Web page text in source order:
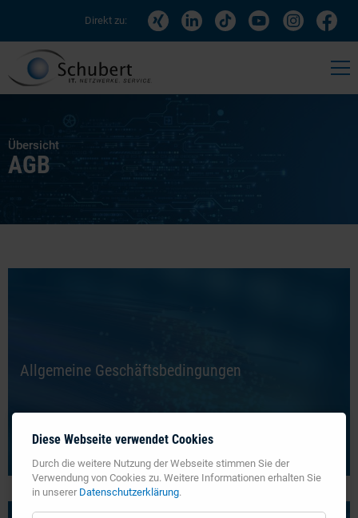
Direkt zu:
Übersicht
AGB
Allgemeine Geschäftsbedingungen
MEHR ERFAHREN
Diese Webseite verwendet Cookies
Durch die weitere Nutzung der Webseite stimmen Sie der
Verwendung von Cookies zu. Weitere Informationen erhalten Sie
in unserer Datenschutzerklärung.